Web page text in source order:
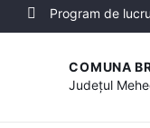
Program de
COMUNA
Județul